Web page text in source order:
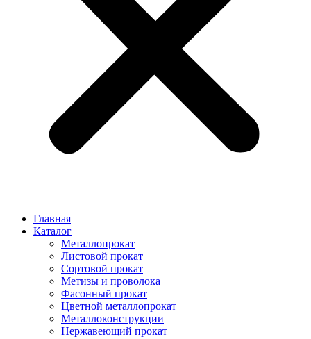
Главная
Каталог
Металлопрокат
Листовой прокат
Сортовой прокат
Метизы и проволока
Фасонный прокат
Цветной металлопрокат
Металлоконструкции
Нержавеющий прокат